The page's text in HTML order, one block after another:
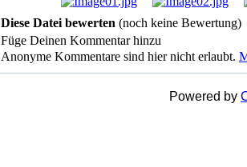
Diese Datei bewerten (noch keine Bewertung)
Füge Deinen Kommentar hinzu
Anonyme Kommentare sind hier nicht erlaubt.
Powered by